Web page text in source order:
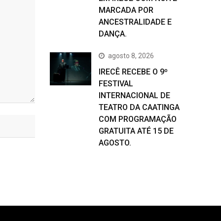
MARCADA POR
ANCESTRALIDADE E
DANÇA.
agosto 8, 2026
IRECÊ RECEBE O 9º
FESTIVAL
INTERNACIONAL DE
TEATRO DA CAATINGA
COM PROGRAMAÇÃO
GRATUITA ATÉ 15 DE
AGOSTO.